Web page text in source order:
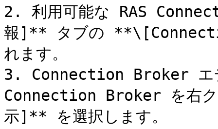
2. 利用可能な RAS
報]** タブの
れます。
3. Connection Broker エデ
Connection Broker を右ク
示]** を選択します。